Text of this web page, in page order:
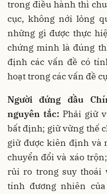
trong điều hành thì
cục, không nới lỏng
những gì được thực
chứng minh là đúng
định các vấn đề có
hoạt trong các vấn đề
Người đứng đầu
nguyên tắc: Phải giữ
bất định; giữ vững thế
giữ được kiên định và
chuyển đổi và xáo
rủi ro trong suy thoái
tính đương nhiên